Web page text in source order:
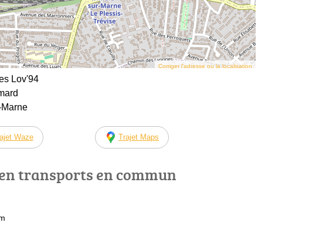
Corriger l’adresse ou la localisation
Lov'94
Waze Trajet Maps
transports en commun